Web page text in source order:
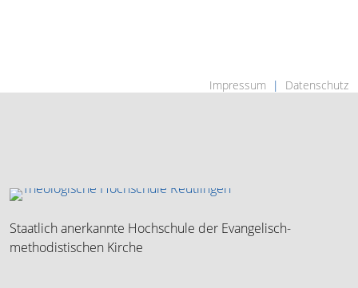
Impressum Datenschutz
Staatlich anerkannte Hochschule der Evangelisch-
methodistischen Kirche